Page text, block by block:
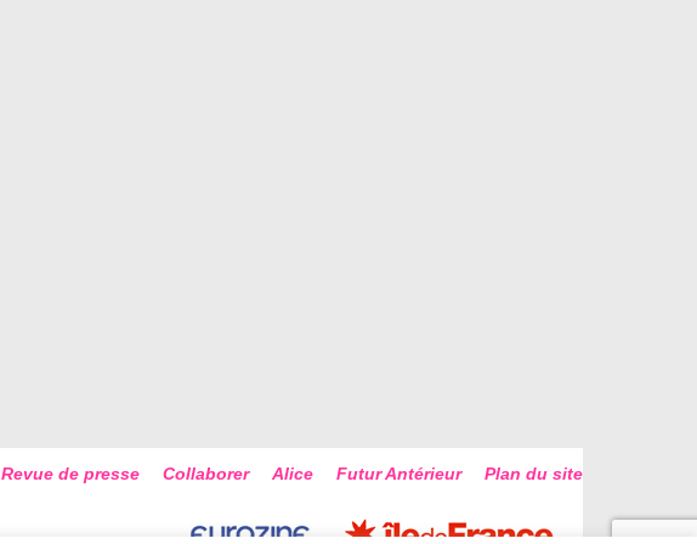
Revue de presse Collaborer Alice Futur Antérieur Plan du site